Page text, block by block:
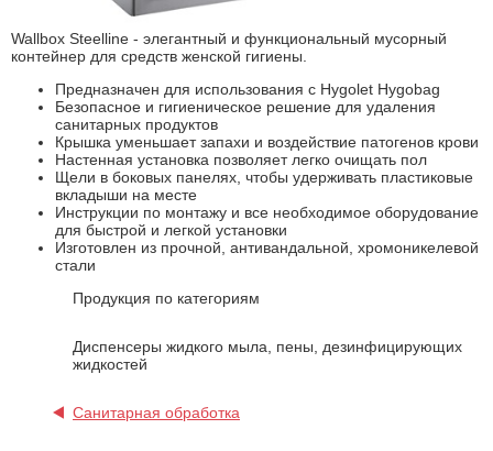
Wallbox Steelline - элегантный и функциональный мусорный
контейнер для средств женской гигиены.
Предназначен для использования с Hygolet Hygobag
Безопасное и гигиеническое решение для удаления
санитарных продуктов
Крышка уменьшает запахи и воздействие патогенов крови
Настенная установка позволяет легко очищать пол
Щели в боковых панелях, чтобы удерживать пластиковые
вкладыши на месте
Инструкции по монтажу и все необходимое оборудование
для быстрой и легкой установки
Изготовлен из прочной, антивандальной, хромоникелевой
стали
Продукция по категориям
Диспенсеры жидкого мыла, пены, дезинфицирующих
жидкостей
Санитарная обработка